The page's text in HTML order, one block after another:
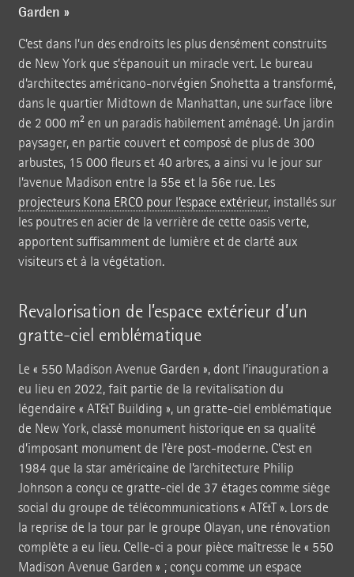
Garden »
C’est dans l’un des endroits les plus densément construits
de New York que s’épanouit un miracle vert. Le bureau
d’architectes américano-norvégien Snohetta a transformé,
dans le quartier Midtown de Manhattan, une surface libre
de 2 000 m² en un paradis habilement aménagé. Un jardin
paysager, en partie couvert et composé de plus de 300
arbustes, 15 000 fleurs et 40 arbres, a ainsi vu le jour sur
l’avenue Madison entre la 55e et la 56e rue. Les
projecteurs Kona ERCO pour l’espace extérieur, installés sur
les poutres en acier de la verrière de cette oasis verte,
apportent suffisamment de lumière et de clarté aux
visiteurs et à la végétation.
Revalorisation de l’espace extérieur d’un
gratte-ciel emblématique
Le « 550 Madison Avenue Garden », dont l’inauguration a
eu lieu en 2022, fait partie de la revitalisation du
légendaire « AT&T Building », un gratte-ciel emblématique
de New York, classé monument historique en sa qualité
d’imposant monument de l’ère post-moderne. C’est en
1984 que la star américaine de l’architecture Philip
Johnson a conçu ce gratte-ciel de 37 étages comme siège
social du groupe de télécommunications « AT&T ». Lors de
la reprise de la tour par le groupe Olayan, une rénovation
complète a eu lieu. Celle-ci a pour pièce maîtresse le « 550
Madison Avenue Garden » ; conçu comme un espace